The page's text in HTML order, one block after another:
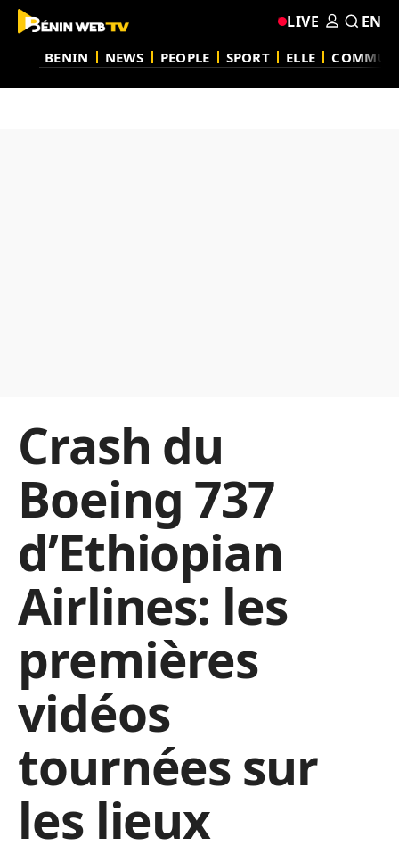
BENIN NEWS PEOPLE SPORT ELLE
LIVE EN
Crash du
Boeing 737
d’Ethiopian
Airlines: les
premières
vidéos
tournées sur
les lieux